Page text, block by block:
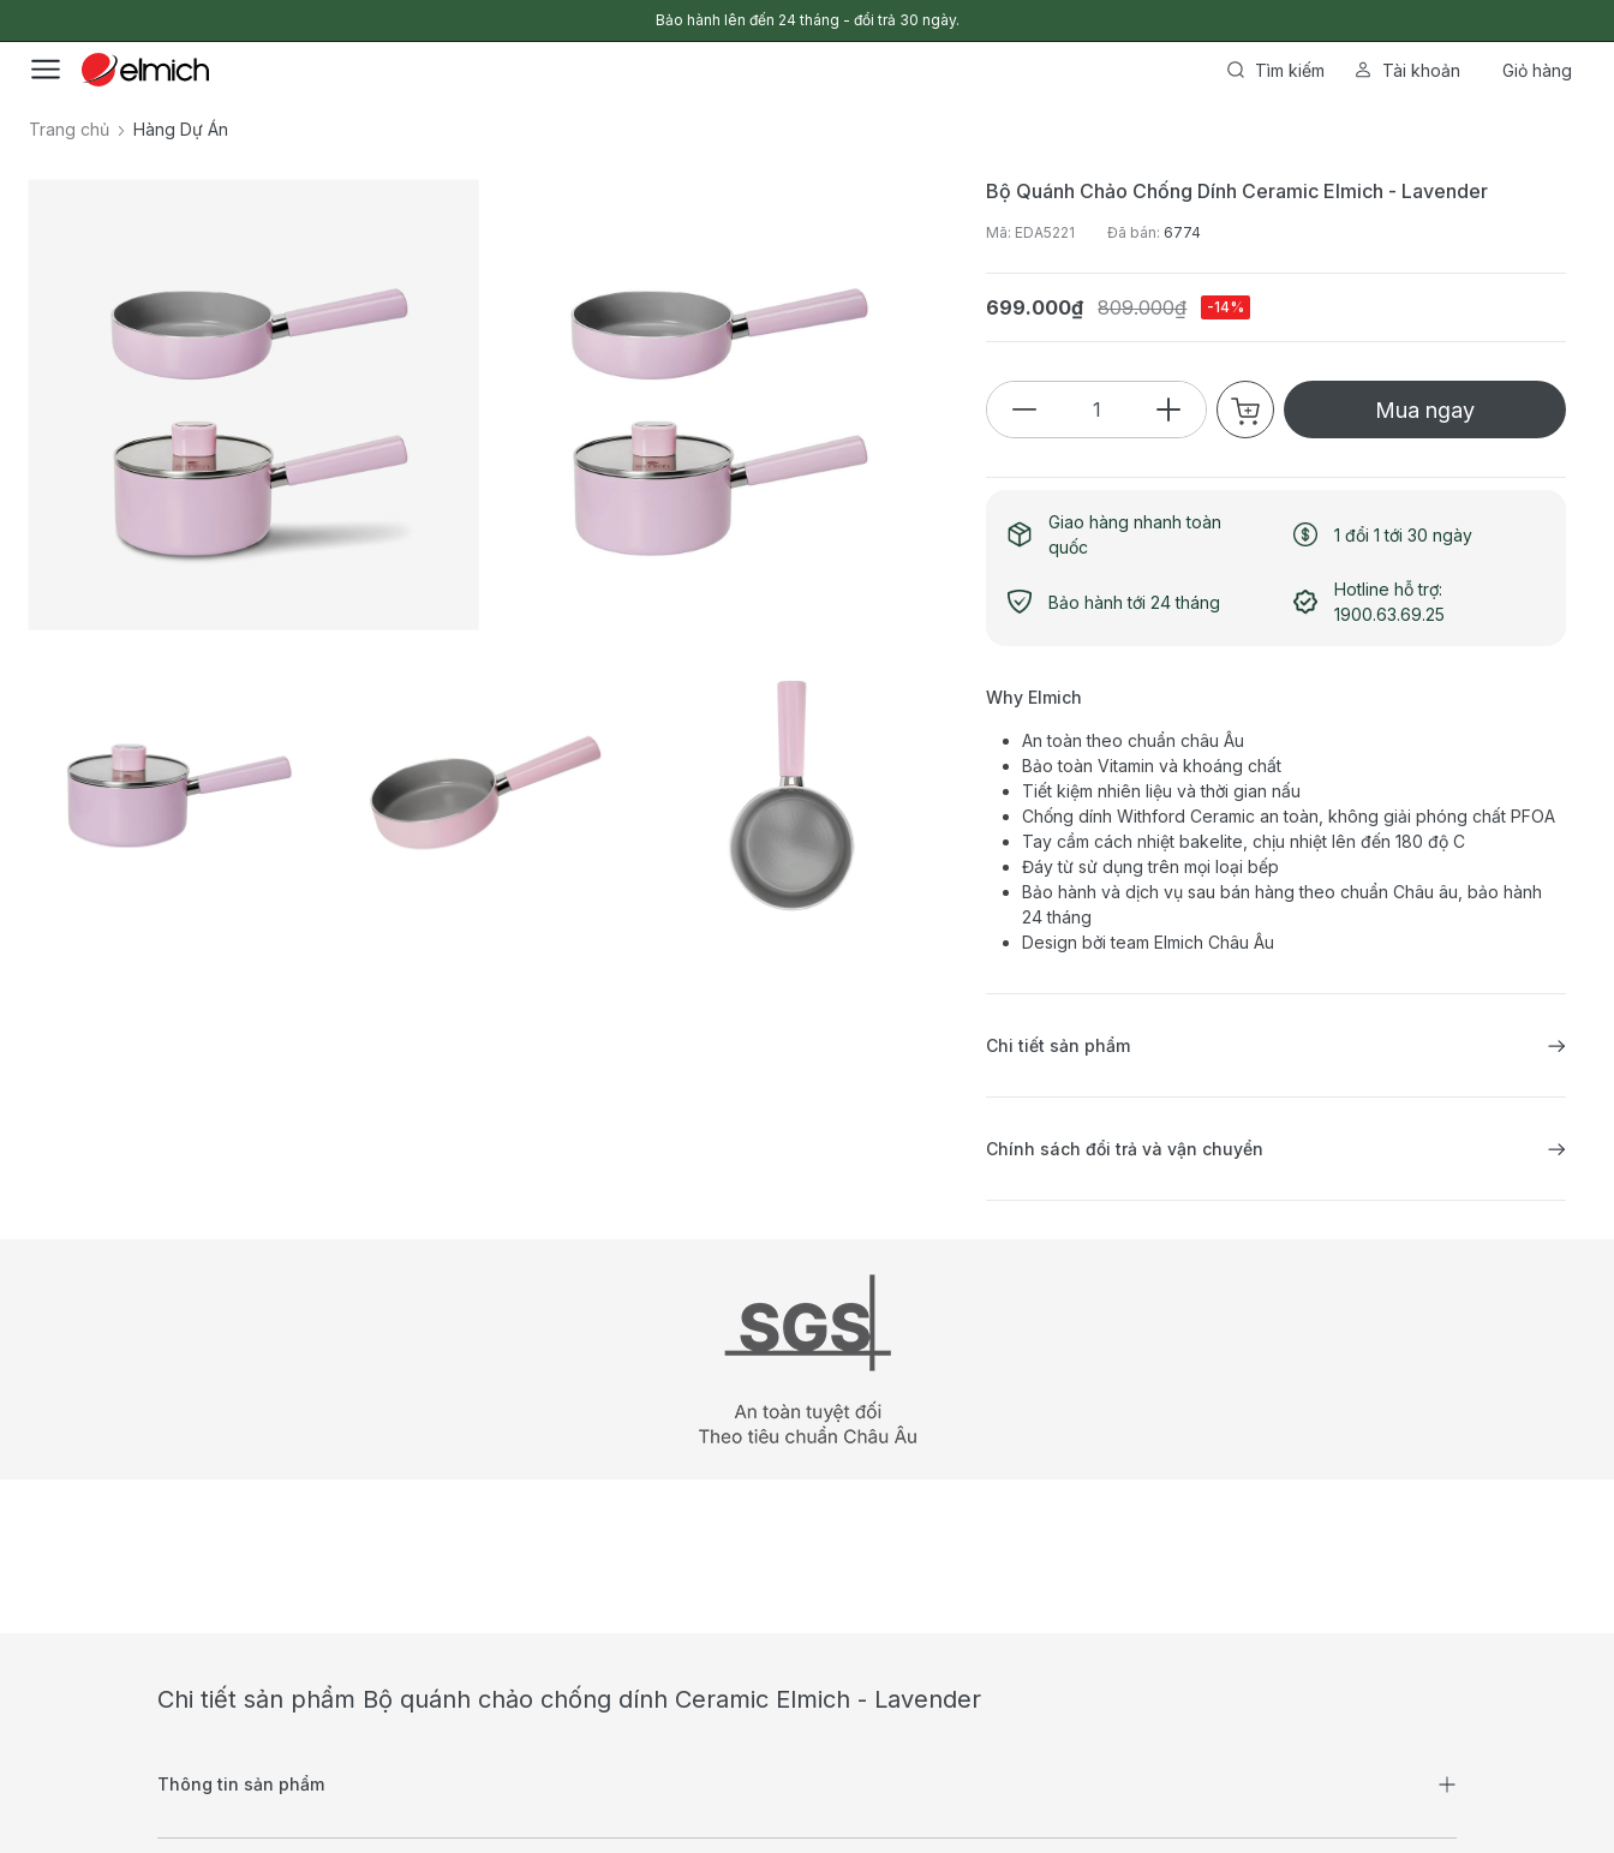
Bảo hành lên đến 24 tháng - đổi trả 30 ngày.
Tìm kiếm Tài khoản Giỏ hàng
Trang chủ Hàng Dự Án
Bộ Quánh Chảo Chống Dính Ceramic Elmich - Lavender
Mã: EDA5221 Đã bán: 6774
699.000₫ 809.000₫ -14%
Mua ngay
Giao hàng nhanh toàn
quốc
1 đổi 1 tới 30 ngày
Bảo hành tới 24 tháng
Hotline hỗ trợ:
1900.63.69.25
Why Elmich
An toàn theo chuẩn châu Âu
Bảo toàn Vitamin và khoáng chất
Tiết kiệm nhiên liệu và thời gian nấu
Chống dính Withford Ceramic an toàn, không giải phóng chất PFOA
Tay cầm cách nhiệt bakelite, chịu nhiệt lên đến 180 độ C
Đáy từ sử dụng trên mọi loại bếp
Bảo hành và dịch vụ sau bán hàng theo chuẩn Châu âu, bảo hành
24 tháng
Design bởi team Elmich Châu Âu
Chi tiết sản phẩm
Chính sách đổi trả và vận chuyển
Chi tiết sản phẩm Bộ quánh chảo chống dính Ceramic Elmich - Lavender
Thông tin sản phẩm